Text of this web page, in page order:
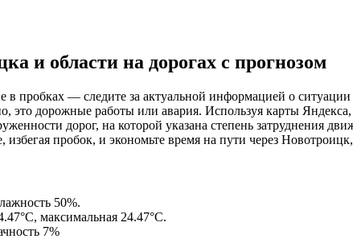
и области на дорогах с прогнозом
в пробках — следите за актуальной информацией о
это дорожные работы или авария. Используя карты
дорог, на которой указана степень затруднения
избегая пробок, и экономьте время на пути через
50%.
°C, максимальная 24.47°C.
7%